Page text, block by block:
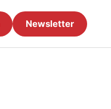
Newsletter